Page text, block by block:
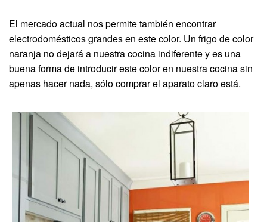
El mercado actual nos permite también encontrar
electrodomésticos grandes en este color. Un frigo de color
naranja no dejará a nuestra cocina indiferente y es una
buena forma de introducir este color en nuestra cocina sin
apenas hacer nada, sólo comprar el aparato claro está.